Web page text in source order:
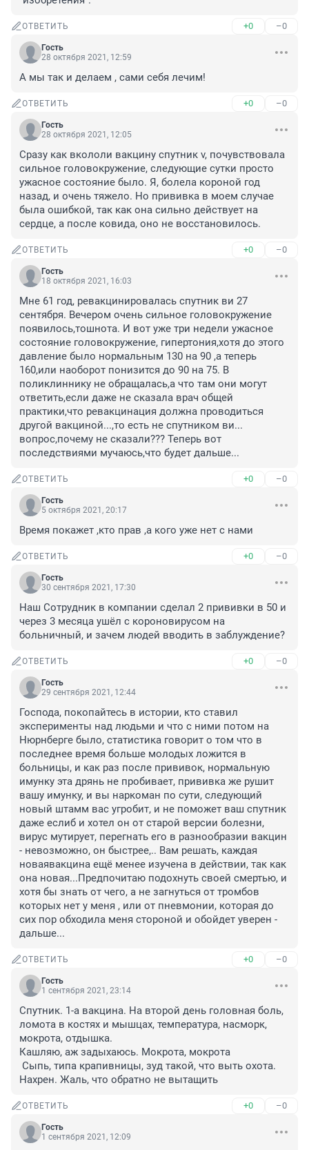
ОТВЕТИТЬ +0 –0
Гость
28 октября 2021, 12:59
А мы так и делаем , сами себя лечим!
ОТВЕТИТЬ +0 –0
Гость
28 октября 2021, 12:05
Сразу как вкололи вакцину спутник v, почувствовала
сильное головокружение, следующие сутки просто
ужасное состояние было. Я, болела короной год
назад, и очень тяжело. Но прививка в моем случае
была ошибкой, так как она сильно действует на
сердце, а после ковида, оно не восстановилось.
ОТВЕТИТЬ +0 –0
Гость
18 октября 2021, 16:03
Мне 61 год, ревакцинировалась спутник ви 27
сентября. Вечером очень сильное головокружение
появилось,тошнота. И вот уже три недели ужасное
состояние головокружение, гипертония,хотя до этого
давление было нормальным 130 на 90 ,а теперь
160,или наоборот понизится до 90 на 75. В
поликлиннику не обращалась,а что там они могут
ответить,если даже не сказала врач общей
практики,что ревакцинация должна проводиться
другой вакциной...,то есть не спутником ви...
вопрос,почему не сказали??? Теперь вот
последствиями мучаюсь,что будет дальше...
ОТВЕТИТЬ +0 –0
Гость
5 октября 2021, 20:17
Время покажет ,кто прав ,а кого уже нет с нами
ОТВЕТИТЬ +0 –0
Гость
30 сентября 2021, 17:30
Наш Сотрудник в компании сделал 2 прививки в 50 и
через 3 месяца ушёл с короновирусом на
больничный, и зачем людей вводить в заблуждение?
ОТВЕТИТЬ +0 –0
Гость
29 сентября 2021, 12:44
Господа, покопайтесь в истории, кто ставил
эксперименты над людьми и что с ними потом на
Нюрнберге было, статистика говорит о том что в
последнее время больше молодых ложится в
больницы, и как раз после прививок, нормальную
имунку эта дрянь не пробивает, прививка же рушит
вашу имунку, и вы наркоман по сути, следующий
новый штамм вас угробит, и не поможет ваш спутник
даже еслиб и хотел он от старой версии болезни,
вирус мутирует, перегнать его в разнообразии вакцин
- невозможно, он быстрее,.. Вам решать, каждая
новаявакцина ещё менее изучена в действии, так как
она новая...Предпочитаю подохнуть своей смертью, и
хотя бы знать от чего, а не загнуться от тромбов
которых нет у меня , или от пневмонии, которая до
сих пор обходила меня стороной и обойдет уверен -
дальше...
ОТВЕТИТЬ +0 –0
Гость
1 сентября 2021, 23:14
Спутник. 1-а вакцина. На второй день головная боль,
ломота в костях и мышцах, температура, насморк,
мокрота, отдышка.
Кашляю, аж задыхаюсь. Мокрота, мокрота
Сыпь, типа крапивницы, зуд такой, что выть охота.
Нахрен. Жаль, что обратно не вытащить
ОТВЕТИТЬ +0 –0
Гость
1 сентября 2021, 12:09